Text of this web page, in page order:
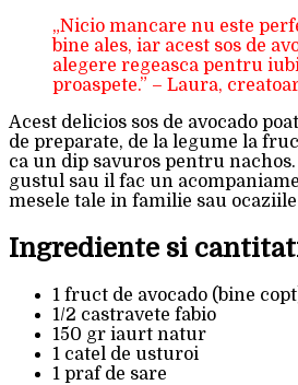
„Nicio mancare nu este
bine ales, iar acest sos de
alegere regeasca pentru
proaspete.” – Laura,
Acest delicios sos de avocado
de preparate, de la legume la
ca un dip savuros pentru
gustul sau il fac un
mesele tale in familie sau
Ingrediente si
1 fruct de avocado (bine
1/2 castravete fabio
150 gr iaurt natur
1 catel de usturoi
1 praf de sare